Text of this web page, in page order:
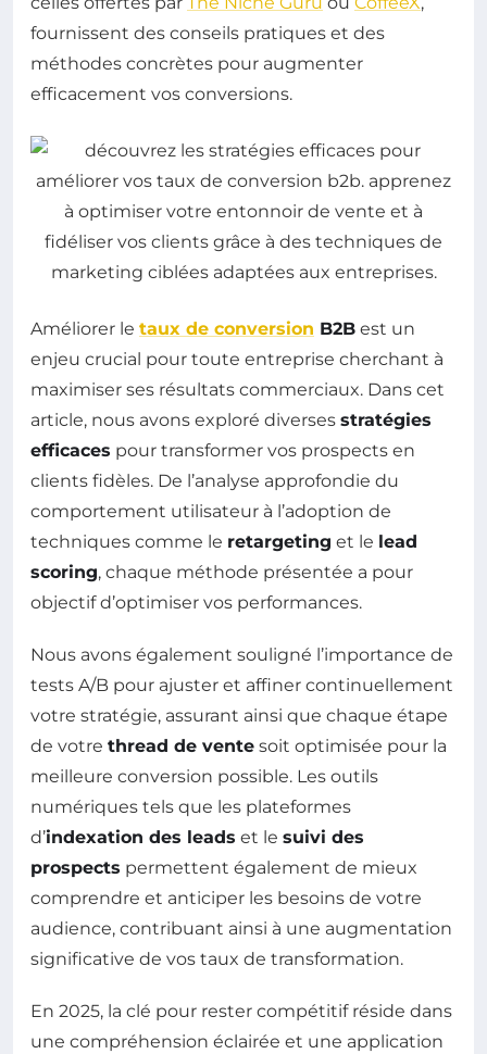
fournissent des conseils pratiques et des
méthodes concrètes pour augmenter
efficacement vos conversions.
Améliorer le taux de conversion B2B est un
enjeu crucial pour toute entreprise cherchant à
maximiser ses résultats commerciaux. Dans cet
article, nous avons exploré diverses stratégies
efficaces pour transformer vos prospects en
clients fidèles. De l’analyse approfondie du
comportement utilisateur à l’adoption de
techniques comme le retargeting et le lead
scoring, chaque méthode présentée a pour
objectif d’optimiser vos performances.
Nous avons également souligné l’importance de
tests A/B pour ajuster et affiner continuellement
votre stratégie, assurant ainsi que chaque étape
de votre thread de vente soit optimisée pour la
meilleure conversion possible. Les outils
numériques tels que les plateformes
d’indexation des leads et le suivi des
prospects permettent également de mieux
comprendre et anticiper les besoins de votre
audience, contribuant ainsi à une augmentation
significative de vos taux de transformation.
En 2025, la clé pour rester compétitif réside dans
une compréhension éclairée et une application